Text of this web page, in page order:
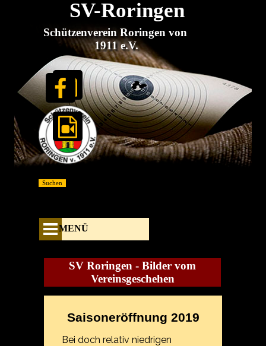
Direkt zum SeiteninhaltSV-Roringen
Suchen
Schützenverein Roringen von
1911 e.V.
MENÜ
SV Roringen - Bilder vom
Vereinsgeschehen
Saisoneröffnung 2019
Bei doch relativ niedrigen